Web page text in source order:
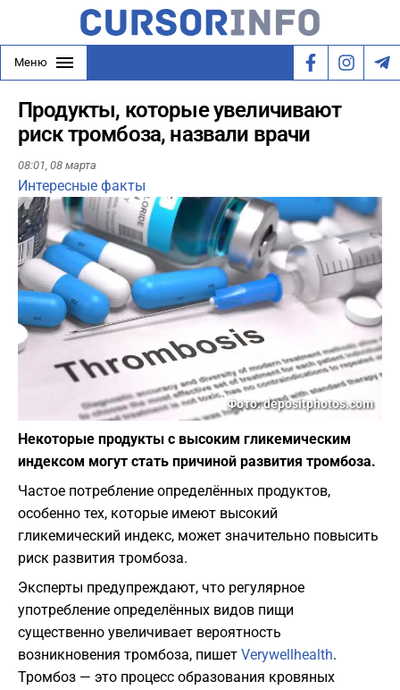
Меню
Продукты, которые увеличивают
риск тромбоза, назвали врачи
08:01, 08 марта
Интересные факты
Фото: depositphotos.com
Некоторые продукты с высоким гликемическим
индексом могут стать причиной развития тромбоза.
Частое потребление определённых продуктов,
особенно тех, которые имеют высокий
гликемический индекс, может значительно повысить
риск развития тромбоза.
Эксперты предупреждают, что регулярное
употребление определённых видов пищи
существенно увеличивает вероятность
возникновения тромбоза, пишет Verywellhealth.
Тромбоз — это процесс образования кровяных